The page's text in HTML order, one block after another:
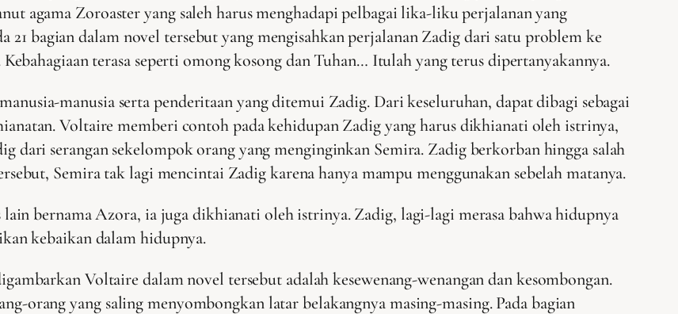
agama Zoroaster yang saleh harus menghadapi pelbagai lika-liku perjalanan yang
21 bagian dalam novel tersebut yang mengisahkan perjalanan Zadig dari satu problem ke
terasa seperti omong kosong dan Tuhan… Itulah yang terus dipertanyakannya.
manusia serta penderitaan yang ditemui Zadig. Dari keseluruhan, dapat dibagi sebagai
Voltaire memberi contoh pada kehidupan Zadig yang harus dikhianati oleh istrinya,
dari serangan sekelompok orang yang menginginkan Semira. Zadig berkorban hingga salah
Semira tak lagi mencintai Zadig karena hanya mampu menggunakan sebelah matanya.
bernama Azora, ia juga dikhianati oleh istrinya. Zadig, lagi-lagi merasa bahwa hidupnya
kebaikan dalam hidupnya.
Voltaire dalam novel tersebut adalah kesewenang-wenangan dan kesombongan.
orang yang saling menyombongkan latar belakangnya masing-masing. Pada bagian